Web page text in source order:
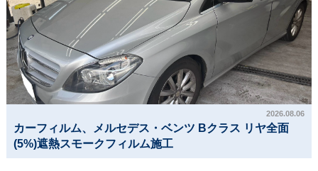
2026.08.06
カーフィルム、メルセデス・ベンツ Bクラス リヤ全面
(5%)遮熱スモークフィルム施工